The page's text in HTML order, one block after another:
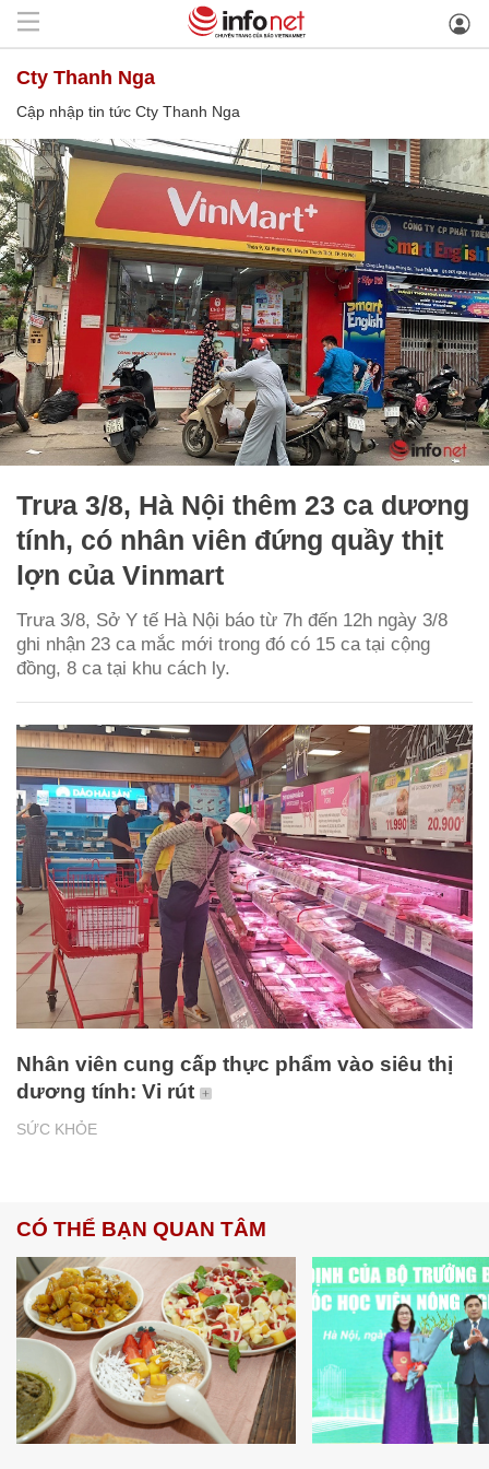
Cty Thanh Nga
Cập nhập tin tức Cty Thanh Nga
Trưa 3/8, Hà Nội thêm 23 ca dương
tính, có nhân viên đứng quầy thịt
lợn của Vinmart
Trưa 3/8, Sở Y tế Hà Nội báo từ 7h đến 12h ngày 3/8
ghi nhận 23 ca mắc mới trong đó có 15 ca tại cộng
đồng, 8 ca tại khu cách ly.
SỨC KHỎE
Nhân viên cung cấp thực phẩm vào siêu thị
dương tính: Vi rút
CÓ THỂ BẠN QUAN TÂM